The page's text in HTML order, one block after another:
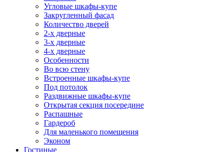
Угловые шкафы-купе
Закругленный фасад
Количество дверей
2-х дверные
3-х дверные
4-х дверные
Особенности
Во всю стену
Встроенные шкафы-купе
Под потолок
Раздвижные шкафы-купе
Открытая секция посередине
Распашные
Гардероб
Для маленького помещения
Эконом
Гостиные